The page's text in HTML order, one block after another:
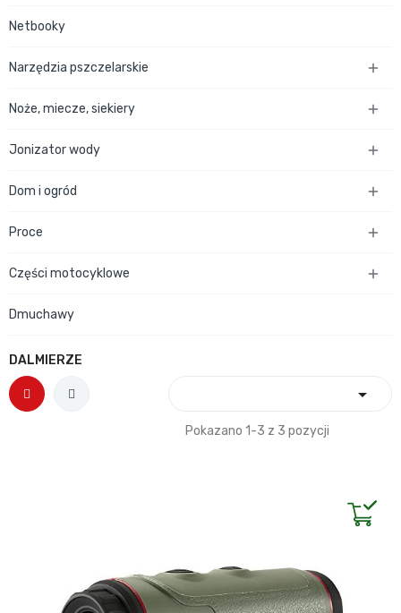
Netbooky
Narzędzia pszczelarskie 
Noże, miecze, siekiery 
Jonizator wody 
Dom i ogród 
Proce 
Części motocyklowe 
Dmuchawy
DALMIERZE

Pokazano 1-3 z 3 pozycji